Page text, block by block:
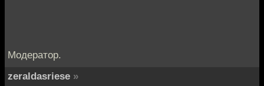
Модератор.
zeraldasriese »